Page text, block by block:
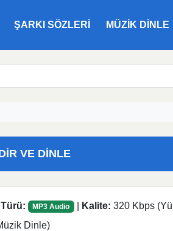
ŞARKI SÖZLERI MÜZIK DINLE
VE DINLE
MP3 Audio Kalite: 320 Kbps
Dinle)